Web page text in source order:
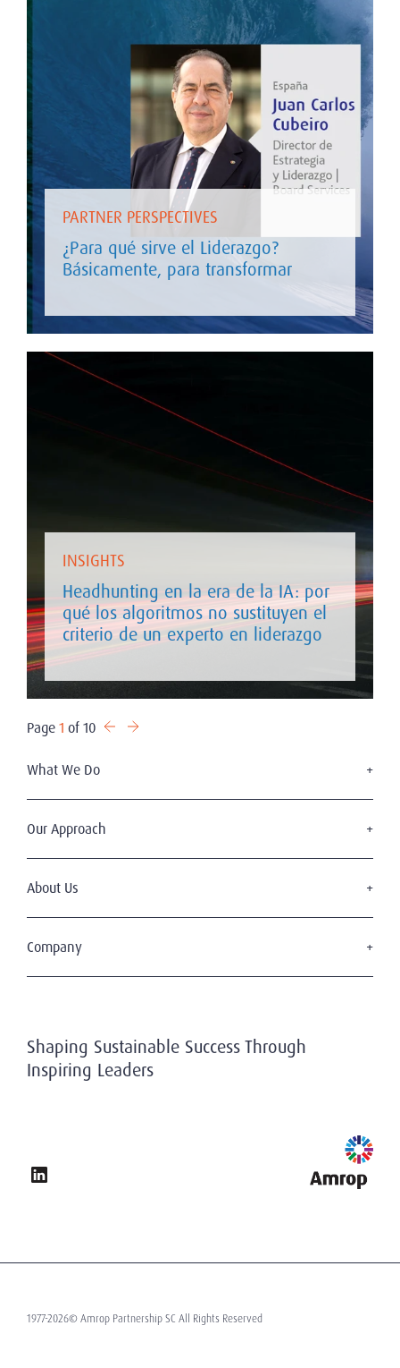
PARTNER PERSPECTIVES
¿Para qué sirve el Liderazgo?
Básicamente, para transformar
INSIGHTS
Headhunting en la era de la IA: por
qué los algoritmos no sustituyen el
criterio de un experto en liderazgo
Page1 of 10
What We Do
Board Services
Our Approach
Code of Professional Practice
About Us
Our Team
Company
Privacy Policy
Terms of Use
Shaping Sustainable Success Through
Inspiring Leaders
1977-2026© Amrop Partnership SC All Rights Reserved